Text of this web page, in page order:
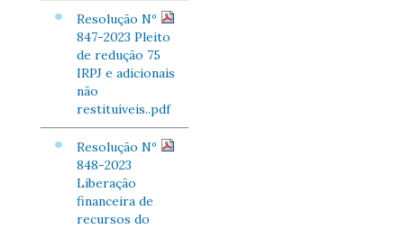
Resolução Nº
847-2023 Pleito
de redução 75
IRPJ e adicionais
não
restituíveis..pdf
Resolução Nº
848-2023
Liberação
financeira de
recursos do